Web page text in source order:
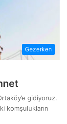
Gezerken
gidiyoruz.
komşulukların